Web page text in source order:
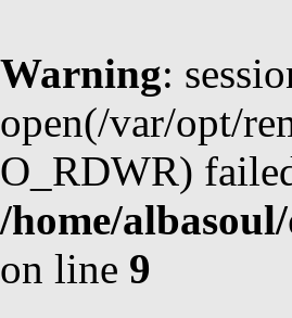
Warning:
open(/var/opt/
O_RDWR)
/home/
on line 9